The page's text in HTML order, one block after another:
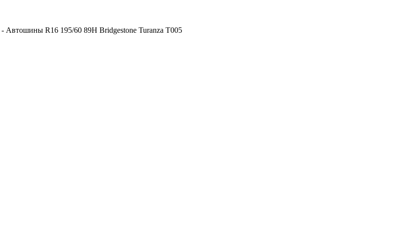
- Автошины R16 195/60 89H Bridgestone Turanza T005